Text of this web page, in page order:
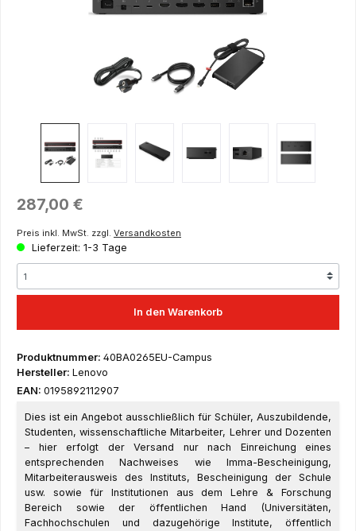
Regulärer Preis:
287,00 €
Preis inkl. MwSt. zzgl. Versandkosten
Lieferzeit: 1-3 Tage
In den Warenkorb
Produktnummer: 40BA0265EU-Campus
Hersteller: Lenovo
EAN: 0195892112907
Dies ist ein Angebot ausschließlich für Schüler, Auszubildende,
Studenten, wissenschaftliche Mitarbeiter, Lehrer und Dozenten
– hier erfolgt der Versand nur nach Einreichung eines
entsprechenden Nachweises wie Imma-Bescheinigung,
Mitarbeiterausweis des Instituts, Bescheinigung der Schule
usw. sowie für Institutionen aus dem Lehre & Forschung
Bereich sowie der öffentlichen Hand (Universitäten,
Fachhochschulen und dazugehörige Institute, öffentlich